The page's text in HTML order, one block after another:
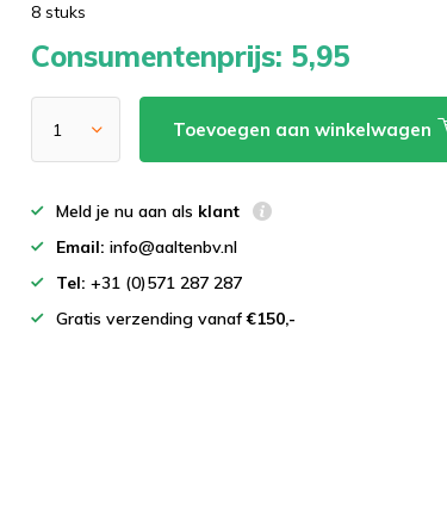
8 stuks
Consumentenprijs: 5,95
Toevoegen aan winkelwagen
Meld je nu aan als klant
Email: info@aaltenbv.nl
Tel: +31 (0)571 287 287
Gratis verzending vanaf€150,-